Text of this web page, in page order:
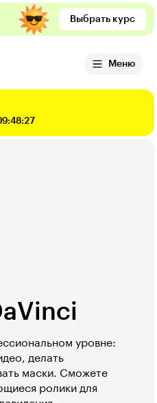
Выбрать курс
Меню
уровне:
делать
маски. Сможете
ролики для